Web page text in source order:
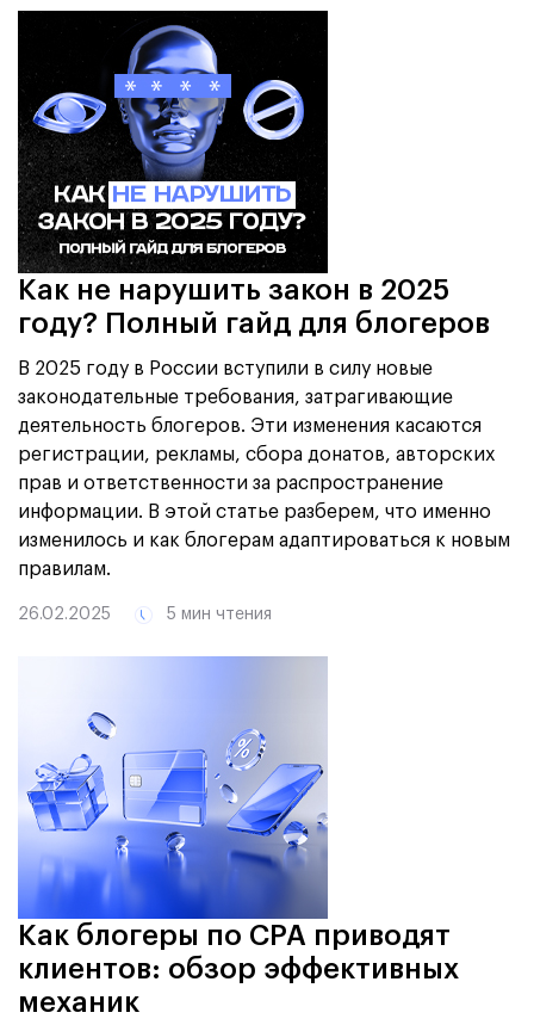
Как не нарушить закон в 2025
году? Полный гайд для блогеров
В 2025 году в России вступили в силу новые
законодательные требования, затрагивающие
деятельность блогеров. Эти изменения касаются
регистрации, рекламы, сбора донатов, авторских
прав и ответственности за распространение
информации. В этой статье разберем, что именно
изменилось и как блогерам адаптироваться к новым
правилам.
26.02.2025 5 мин чтения
Как блогеры по CPA приводят
клиентов: обзор эффективных
механик